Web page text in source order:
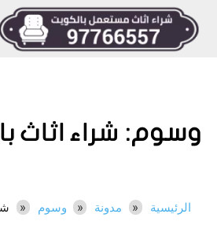
وسوم: شراء اثاث
الرئيسية مدونة وسوم